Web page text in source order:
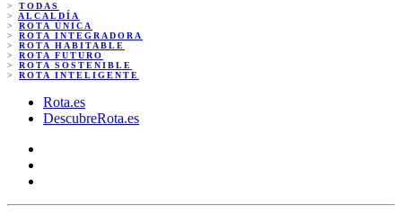
> TODAS
> ALCALDÍA
> ROTA ÚNICA
> ROTA INTEGRADORA
> ROTA HABITABLE
> ROTA FUTURO
> ROTA SOSTENIBLE
> ROTA INTELIGENTE
Rota.es
DescubreRota.es